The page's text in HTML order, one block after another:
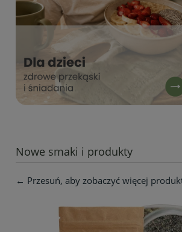
Nowe smaki i produkty
← Przesuń, aby zobaczyć więcej